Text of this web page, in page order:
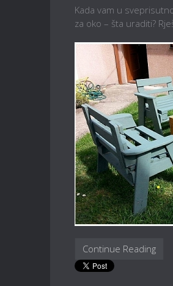
Kada vam u
za oko – šta uraditi?
Continue Reading